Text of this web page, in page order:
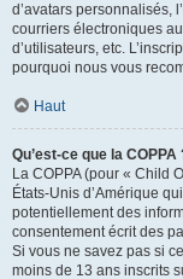
d’avatars personnalisés,
courriers électroniques
d’utilisateurs, etc.
pourquoi nous vous
Haut
Qu’est-ce que la COPPA
La COPPA (pour « Child
États-Unis d’Amérique
potentiellement des
consentement écrit des
Si vous ne savez pas si
moins de 13 ans inscrits